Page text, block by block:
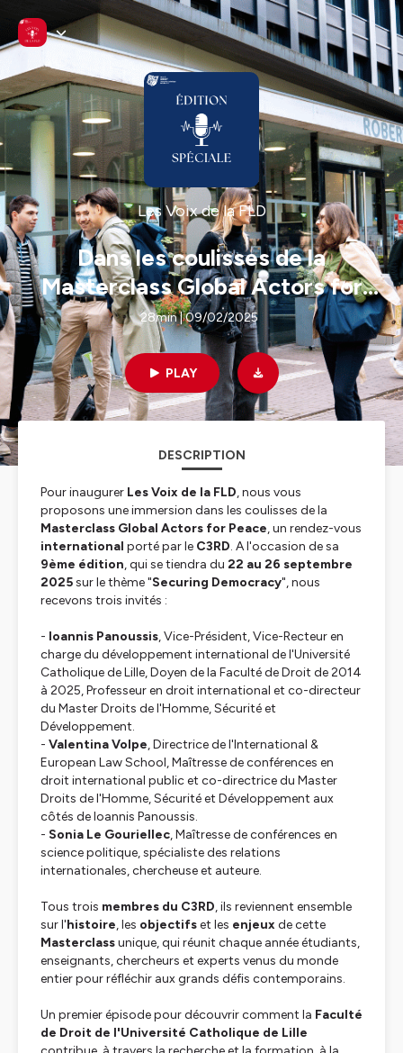
Les Voix de la FLD
Dans les coulisses de la
Masterclass Global Actors for
Peace
28min | 09/02/2025
PLAY
DESCRIPTION
Pour inaugurer Les Voix de la FLD, nous vous
proposons une immersion dans les coulisses de la
Masterclass Global Actors for Peace, un rendez-vous
international porté par le C3RD. A l'occasion de sa
9ème édition, qui se tiendra du 22 au 26 septembre
2025sur le thème "Securing Democracy", nous
recevons trois invités :
- Ioannis Panoussis, Vice-Président, Vice-Recteur en
charge du développement international de l'Université
Catholique de Lille, Doyen de la Faculté de Droit de 2014
à 2025, Professeur en droit international et co-directeur
du Master Droits de l'Homme, Sécurité et
Développement.
- Valentina Volpe, Directrice de l'International &
European Law School, Maîtresse de conférences en
droit international public et co-directrice du Master
Droits de l'Homme, Sécurité et Développement aux
côtés de Ioannis Panoussis.
- Sonia Le Gouriellec, Maîtresse de conférences en
science politique, spécialiste des relations
internationales, chercheuse et auteure.
Tous trois membres du C3RD, ils reviennent ensemble
sur l'histoire, les objectifset les enjeux de cette
Masterclassunique, qui réunit chaque année étudiants,
enseignants, chercheurs et experts venus du monde
entier pour réfléchir aux grands défis contemporains.
Un premier épisode pour découvrir comment la Faculté
de Droit de l'Université Catholique de Lille